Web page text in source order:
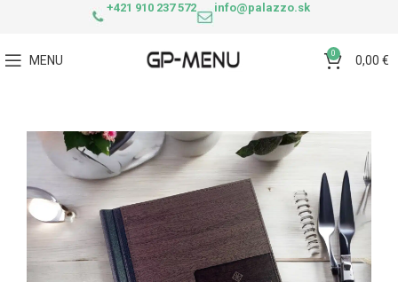
+421 910 237 572 info@palazzo.sk
MENU 0 0,00 €